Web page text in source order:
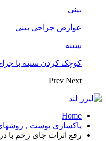
بینی
عوارض جراحی بینی
سینه
کوچک کردن سینه با
Prev Next
Home
پاکسازی پوست ,
رفع اثرات جای زخم با